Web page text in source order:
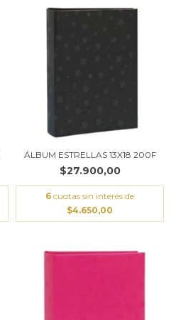
ÁLBUM ESTRELLAS 13X18 200F
$27.900,00
6 cuotas sin interés de
$4.650,00